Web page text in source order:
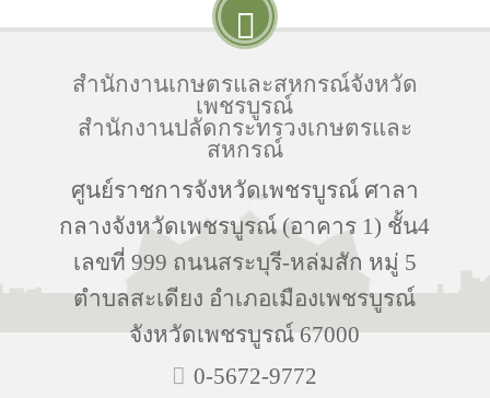
สำนักงานเกษตรและสหกรณ์จังหวัด
เพชรบูรณ์
สำนักงานปลัดกระทรวงเกษตรและ
สหกรณ์
ศูนย์ราชการจังหวัดเพชรบูรณ์ ศาลา
กลางจังหวัดเพชรบูรณ์ (อาคาร 1) ชั้น4
เลขที่ 999 ถนนสระบุรี-หล่มสัก หมู่ 5
ตำบลสะเดียง อำเภอเมืองเพชรบูรณ์
จังหวัดเพชรบูรณ์ 67000
0-5672-9772